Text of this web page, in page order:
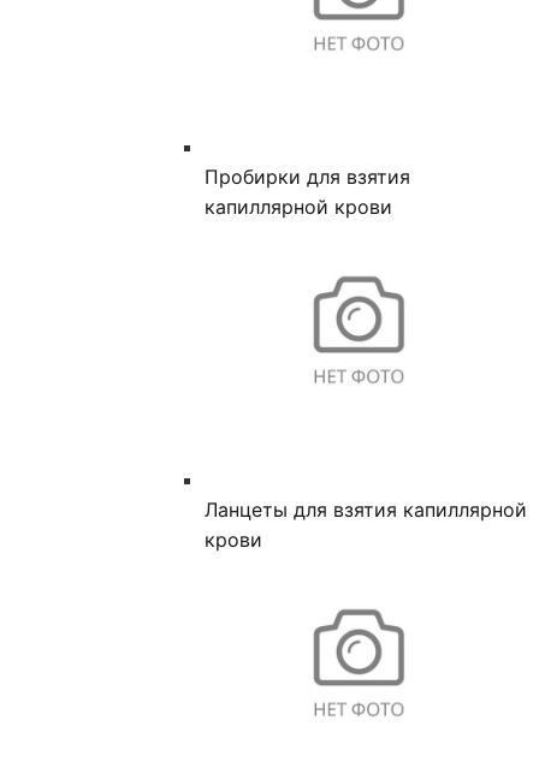
Пробирки для взятия
капиллярной крови
Ланцеты для взятия капиллярной
крови